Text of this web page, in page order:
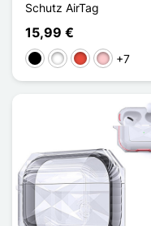
Schutz AirTag
15,99 €
Schwarz
WeißRot Pink+7